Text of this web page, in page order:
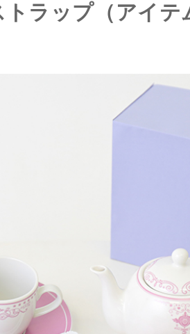
トラップ（アイ